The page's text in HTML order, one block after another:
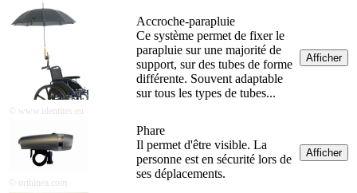
© www.identites.eu
Accroche-parapluie
Ce système permet de fixer le
parapluie sur une majorité de
support, sur des tubes de forme
différente. Souvent adaptable
sur tous les types de tubes...
Afficher
© orthinea.com
Phare
Il permet d'être visible. La
personne est en sécurité lors de
ses déplacements.
Afficher